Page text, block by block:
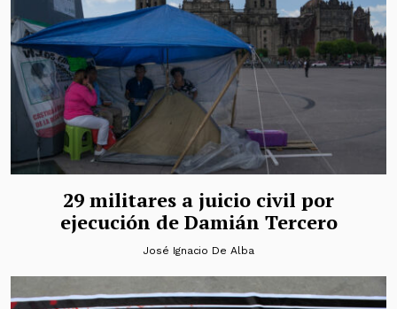
29 militares a juicio civil por
ejecución de Damián Tercero
José Ignacio De Alba